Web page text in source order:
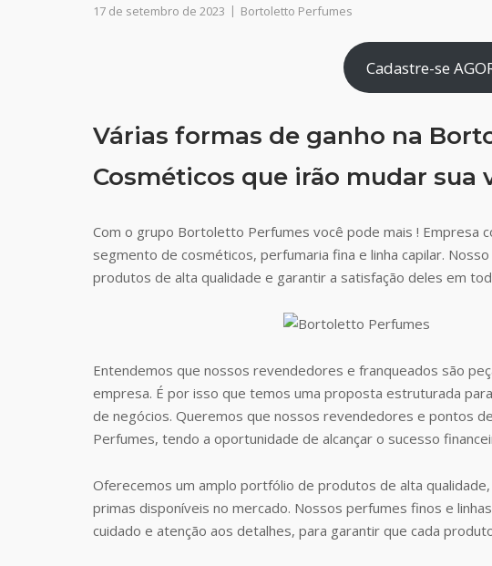
17 de setembro de 2023 Bortoletto Perfumes
Cadastre-se
Várias formas de ganho na
Cosméticos que irão mudar sua
Com o grupo Bortoletto Perfumes você pode mais ! Empresa
segmento de cosméticos, perfumaria fina e linha capilar.
produtos de alta qualidade e garantir a satisfação deles em
Entendemos que nossos revendedores e franqueados são
empresa. É por isso que temos uma proposta estruturada
de negócios. Queremos que nossos revendedores e pontos
Perfumes, tendo a oportunidade de alcançar o sucesso
Oferecemos um amplo portfólio de produtos de alta
primas disponíveis no mercado. Nossos perfumes finos e
cuidado e atenção aos detalhes, para garantir que cada